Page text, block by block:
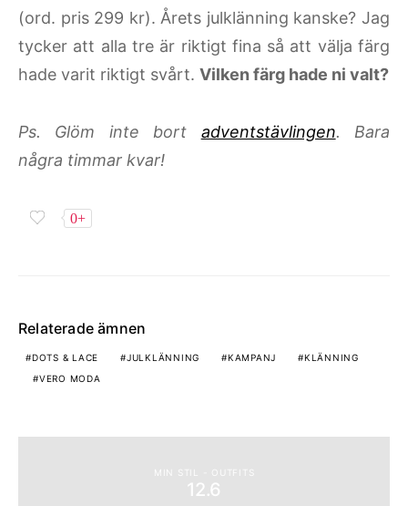
(ord. pris 299 kr). Årets julklänning kanske? Jag
tycker att alla tre är riktigt fina så att välja färg
hade varit riktigt svårt. Vilken färg hade ni valt?
Ps. Glöm inte bort adventstävlingen. Bara
några timmar kvar!
0+
Relaterade ämnen
DOTS & LACE JULKLÄNNING KAMPANJ
KLÄNNING
VERO MODA
MIN STIL - OUTFITS
12.6